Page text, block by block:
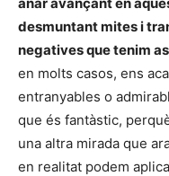
desmuntant mites i
negatives que tenim
en molts casos, ens
entranyables o
que és fantàstic,
una altra mirada que
en realitat podem